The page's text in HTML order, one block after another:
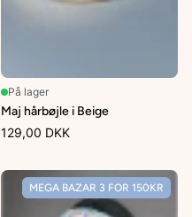
På lager
Maj hårbøjle i Beige
129,00 DKK
MEGA BAZAR 3 FOR 150KR